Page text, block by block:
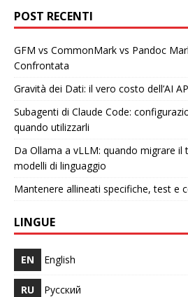
POST RECENTI
GFM vs CommonMark vs Pandoc
Confrontata
Gravità dei Dati: il vero costo dell’AI
Subagenti di Claude Code:
quando utilizzarli
Da Ollama a vLLM: quando migrare il
modelli di linguaggio
Mantenere allineati specifiche, test e
LINGUE
EN English
RU Русский